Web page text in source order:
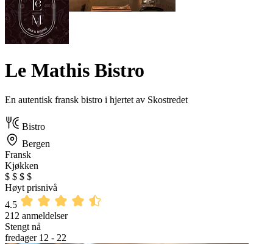
Le Mathis Bistro
En autentisk fransk bistro i hjertet av Skostredet
Bistro
Bergen
Fransk
Kjøkken
$ $ $ $
Høyt prisnivå
4.5
212 anmeldelser
Stengt nå
fredager 12 - 22